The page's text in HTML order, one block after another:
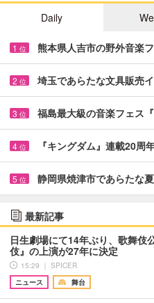
Daily
1 位 熊本県人吉市の野外音楽
2 位 埼玉であらたな文具販売
3 位 福島最大級の音楽フェス
4 位 『キングダム』連載20
5 位 静岡県焼津市であらたな
最新記事
日生劇場にて14年ぶり、歌舞伎
伎』の上演が27年に決定
15:29 ｜ SPICER
ニュース
舞台